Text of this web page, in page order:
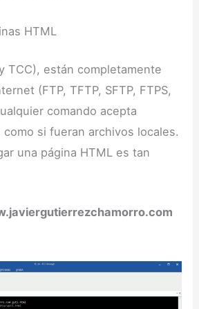
HTML
TCC), están completamente
(FTP, TFTP, SFTP, FTPS,
comando acepta
si fueran archivos locales.
una página HTML es tan